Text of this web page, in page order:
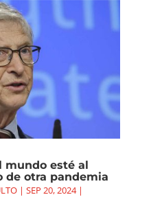
mundo esté al
de otra pandemia
| SEP 20, 2024|